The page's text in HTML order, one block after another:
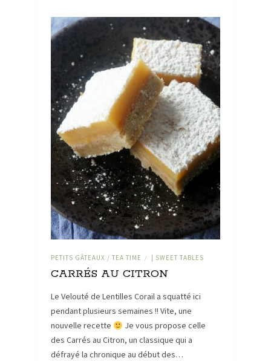
PETITS GÂTEAUX / TEA TIME / | SWEET TABLES
CARRÉS AU CITRON
Le Velouté de Lentilles Corail a squatté ici
pendant plusieurs semaines !! Vite, une
nouvelle recette
Je vous propose celle
des Carrés au Citron, un classique qui a
défrayé la chronique au début des…